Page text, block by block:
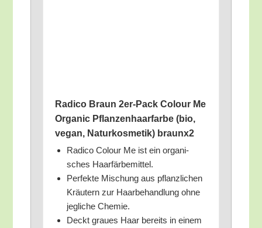
Rad­ico Braun 2er-Pack Colour Me
Orga­nic Pflan­zen­haar­far­be (bio,
vegan, Natur­kos­me­tik) braunx2
Rad­ico Colour Me ist ein orga­ni­
sches Haarfärbemittel.
Per­fek­te Mischung aus pflanz­li­chen
Kräu­tern zur Haar­be­hand­lung ohne
jeg­li­che Chemie.
Deckt grau­es Haar bereits in einem